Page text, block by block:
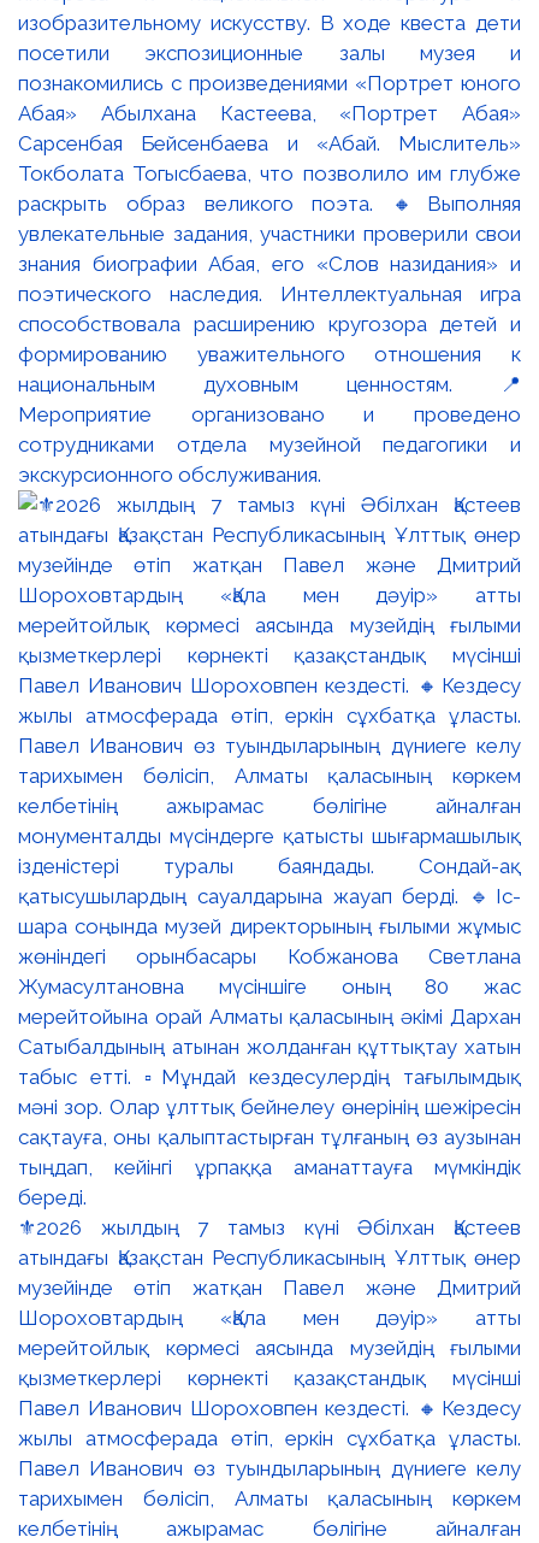
изобразительному искусству. В ходе квеста дети
посетили экспозиционные залы музея и
познакомились с произведениями «Портрет юного
Абая» Абылхана Кастеева, «Портрет Абая»
Сарсенбая Бейсенбаева и «Абай. Мыслитель»
Токболата Тогысбаева, что позволило им глубже
раскрыть образ великого поэта. 🔸Выполняя
увлекательные задания, участники проверили свои
знания биографии Абая, его «Слов назидания» и
поэтического наследия. Интеллектуальная игра
способствовала расширению кругозора детей и
формированию уважительного отношения к
национальным духовным ценностям. 📍
Мероприятие организовано и проведено
сотрудниками отдела музейной педагогики и
экскурсионного обслуживания.
⚜️2026 жылдың 7 тамыз күні Әбілхан Қастеев
атындағы Қазақстан Республикасының Ұлттық өнер
музейінде өтіп жатқан Павел және Дмитрий
Шороховтардың «Қала мен дәуір» атты
мерейтойлық көрмесі аясында музейдің ғылыми
қызметкерлері көрнекті қазақстандық мүсінші
Павел Иванович Шороховпен кездесті. 🔸Кездесу
жылы атмосферада өтіп, еркін сұхбатқа ұласты.
Павел Иванович өз туындыларының дүниеге келу
тарихымен бөлісіп, Алматы қаласының көркем
келбетінің ажырамас бөлігіне айналған